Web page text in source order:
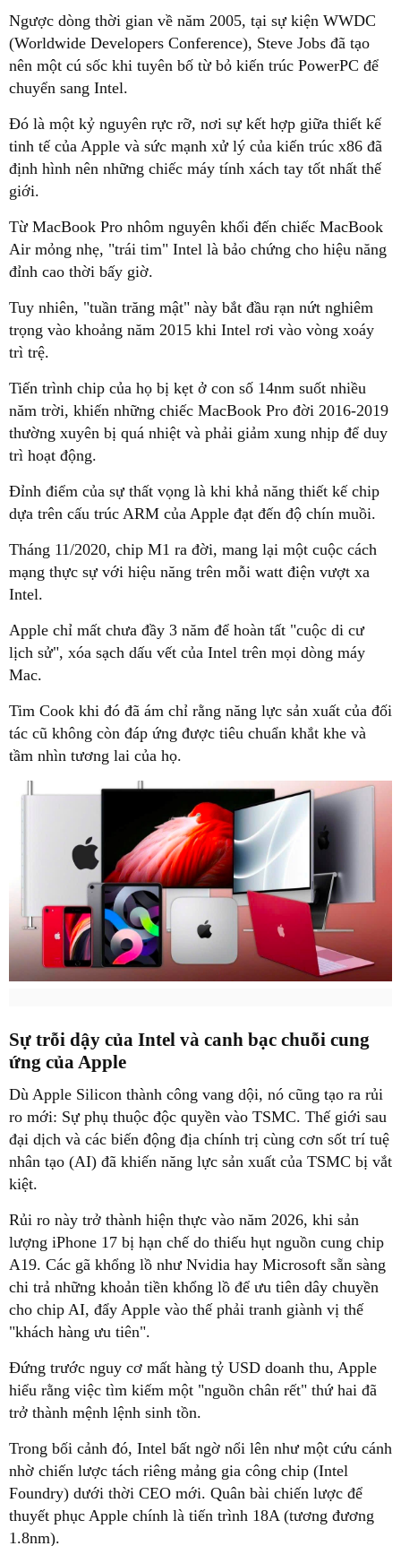
Ngược dòng thời gian về năm 2005, tại sự kiện WWDC
(Worldwide Developers Conference), Steve Jobs đã tạo
nên một cú sốc khi tuyên bố từ bỏ kiến trúc PowerPC để
chuyển sang Intel.
Đó là một kỷ nguyên rực rỡ, nơi sự kết hợp giữa thiết kế
tinh tế của Apple và sức mạnh xử lý của kiến trúc x86 đã
định hình nên những chiếc máy tính xách tay tốt nhất thế
giới.
Từ MacBook Pro nhôm nguyên khối đến chiếc MacBook
Air mỏng nhẹ, "trái tim" Intel là bảo chứng cho hiệu năng
đỉnh cao thời bấy giờ.
Tuy nhiên, "tuần trăng mật" này bắt đầu rạn nứt nghiêm
trọng vào khoảng năm 2015 khi Intel rơi vào vòng xoáy
trì trệ.
Tiến trình chip của họ bị kẹt ở con số 14nm suốt nhiều
năm trời, khiến những chiếc MacBook Pro đời 2016-2019
thường xuyên bị quá nhiệt và phải giảm xung nhịp để duy
trì hoạt động.
Đỉnh điểm của sự thất vọng là khi khả năng thiết kế chip
dựa trên cấu trúc ARM của Apple đạt đến độ chín muồi.
Tháng 11/2020, chip M1 ra đời, mang lại một cuộc cách
mạng thực sự với hiệu năng trên mỗi watt điện vượt xa
Intel.
Apple chỉ mất chưa đầy 3 năm để hoàn tất "cuộc di cư
lịch sử", xóa sạch dấu vết của Intel trên mọi dòng máy
Mac.
Tim Cook khi đó đã ám chỉ rằng năng lực sản xuất của đối
tác cũ không còn đáp ứng được tiêu chuẩn khắt khe và
tầm nhìn tương lai của họ.
Sự trỗi dậy của Intel và canh bạc chuỗi cung
ứng của Apple
Dù Apple Silicon thành công vang dội, nó cũng tạo ra rủi
ro mới: Sự phụ thuộc độc quyền vào TSMC. Thế giới sau
đại dịch và các biến động địa chính trị cùng cơn sốt trí tuệ
nhân tạo (AI) đã khiến năng lực sản xuất của TSMC bị vắt
kiệt.
Rủi ro này trở thành hiện thực vào năm 2026, khi sản
lượng iPhone 17 bị hạn chế do thiếu hụt nguồn cung chip
A19. Các gã khổng lồ như Nvidia hay Microsoft sẵn sàng
chi trả những khoản tiền khổng lồ để ưu tiên dây chuyền
cho chip AI, đẩy Apple vào thế phải tranh giành vị thế
"khách hàng ưu tiên".
Đứng trước nguy cơ mất hàng tỷ USD doanh thu, Apple
hiểu rằng việc tìm kiếm một "nguồn chân rết" thứ hai đã
trở thành mệnh lệnh sinh tồn.
Trong bối cảnh đó, Intel bất ngờ nổi lên như một cứu cánh
nhờ chiến lược tách riêng mảng gia công chip (Intel
Foundry) dưới thời CEO mới. Quân bài chiến lược để
thuyết phục Apple chính là tiến trình 18A (tương đương
1.8nm).